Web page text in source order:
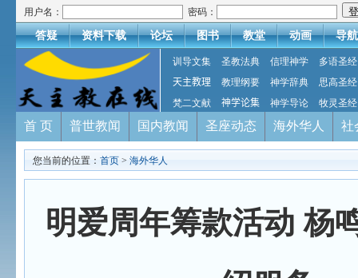
用户名： 密码：
答疑 资料下载 论坛 图书 教堂 动画 导航
训导文集 圣教法典 信理神学
多语圣经
天主教理
教理纲要 神学辞典
思高圣经
梵二文献
神学论集 神学导论 牧灵圣经
首 页 普世教闻 国内教闻 圣座动态 海外华人 社
您当前的位置： 首页 > 海外华人
明爱周年筹款活动 杨